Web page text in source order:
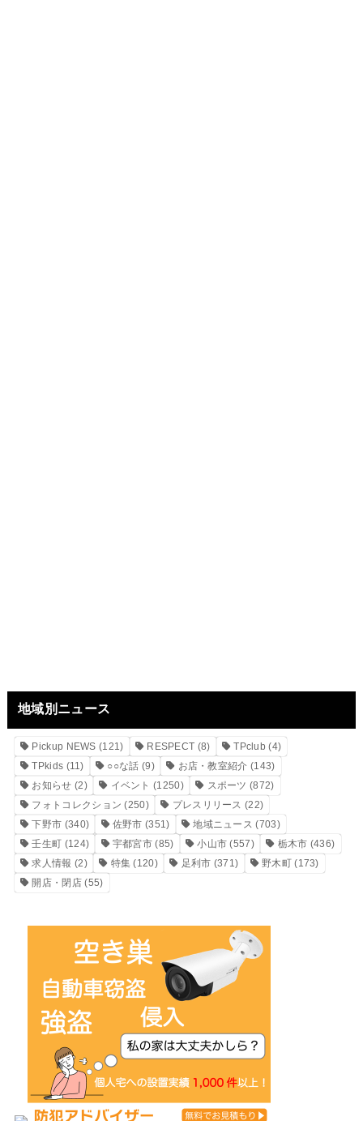
地域別ニュース
Pickup NEWS (121) RESPECT (8) TPclub (4)
TPkids (11) ○○な話 (9) お店・教室紹介 (143)
お知らせ (2) イベント (1250) スポーツ (872)
フォトコレクション (250) プレスリリース (22)
下野市 (340) 佐野市 (351) 地域ニュース (703)
壬生町 (124) 宇都宮市 (85) 小山市 (557) 栃木市 (436)
求人情報 (2) 特集 (120) 足利市 (371) 野木町(173)
開店・閉店(55)